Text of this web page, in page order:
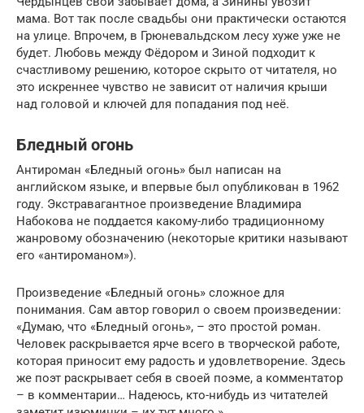
мама. Вот так после свадьбы они практически остаются
на улице. Впрочем, в Грюневальдском лесу хуже уже не
будет. Любовь между Фёдором и Зиной подходит к
счастливому решению, которое скрыто от читателя, но
это искреннее чувство не зависит от наличия крыши
над головой и ключей для попадания под неё.
Бледный огонь
Антироман «Бледный огонь» был написан на
английском языке, и впервые был опубликован в 1962
году. Экстравагантное произведение Владимира
Набокова не поддается какому-либо традиционному
жанровому обозначению (некоторые критики называют
его «антироманом»).
Произведение «Бледный огонь» сложное для
понимания. Сам автор говорил о своем произведении:
«Думаю, что «Бледный огонь», – это простой роман.
Человек раскрывается ярче всего в творческой работе,
которая приносит ему радость и удовлетворение. Здесь
же поэт раскрывает себя в своей поэме, а комментатор
– в комментарии… Надеюсь, кто-нибудь из читателей